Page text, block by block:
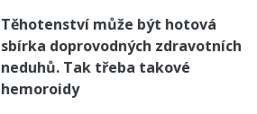
Těhotenství může být hotová
sbírka doprovodných zdravotních
neduhů. Tak třeba takové
hemoroidy